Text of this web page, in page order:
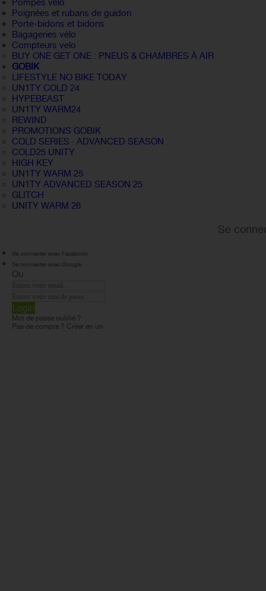
Pompes vélo
Poignées et rubans de guidon
Porte-bidons et bidons
Bagageries vélo
Compteurs velo
BUY ONE GET ONE : PNEUS & CHAMBRES À AIR
GOBIK
LIFESTYLE NO BIKE TODAY
UN1TY COLD 24
HYPEBEAST
UN1TY WARM24
REWIND
PROMOTIONS GOBIK
COLD SERIES · ADVANCED SEASON
COLD25 UNITY
HIGH KEY
UN1TY WARM 25
UN1TY ADVANCED SEASON 25
GLITCH
UNITY WARM 26
Se
Se connecter avec Facebook
Se connecter avec Google
Ou
Login
Mot de passe oublié ?
Pas de compte ? Créer en un